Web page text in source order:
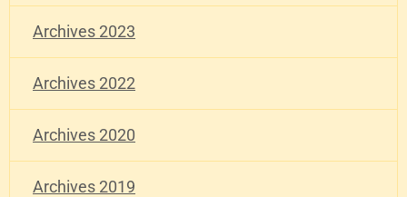
Archives 2023
Archives 2022
Archives 2020
Archives 2019